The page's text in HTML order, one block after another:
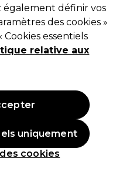
5x100pcs
PROFESSIONNEL)
également définir vos
des cookies »
essentiels
relative aux
cookies
uniquement